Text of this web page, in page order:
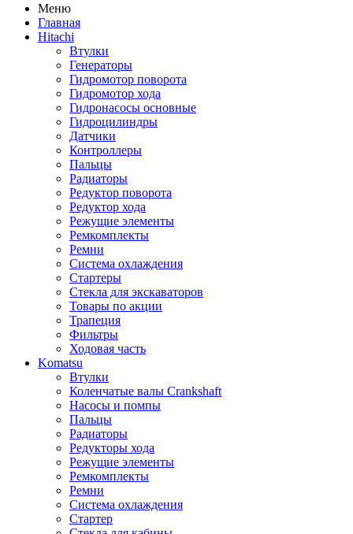
Меню
Главная
Hitachi
Втулки
Генераторы
Гидромотор поворота
Гидромотор хода
Гидронасосы основные
Гидроцилиндры
Датчики
Контроллеры
Пальцы
Радиаторы
Редуктор поворота
Редуктор хода
Режущие элементы
Ремкомплекты
Ремни
Система охлаждения
Стартеры
Стекла для экскаваторов
Товары по акции
Трапеция
Фильтры
Ходовая часть
Komatsu
Втулки
Коленчатые валы Crankshaft
Насосы и помпы
Пальцы
Радиаторы
Редукторы хода
Режущие элементы
Ремкомплекты
Ремни
Система охлаждения
Стартер